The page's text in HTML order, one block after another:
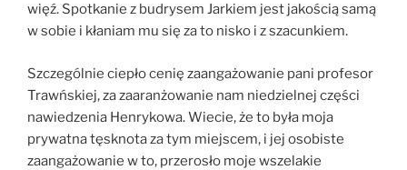
więź. Spotkanie z budrysem Jarkiem jest jakością samą
w sobie i kłaniam mu się za to nisko i z szacunkiem.
Szczególnie ciepło cenię zaangażowanie pani profesor
Trawńskiej, za zaaranżowanie nam niedzielnej części
nawiedzenia Henrykowa. Wiecie, że to była moja
prywatna tęsknota za tym miejscem, i jej osobiste
zaangażowanie w to, przerosło moje wszelakie